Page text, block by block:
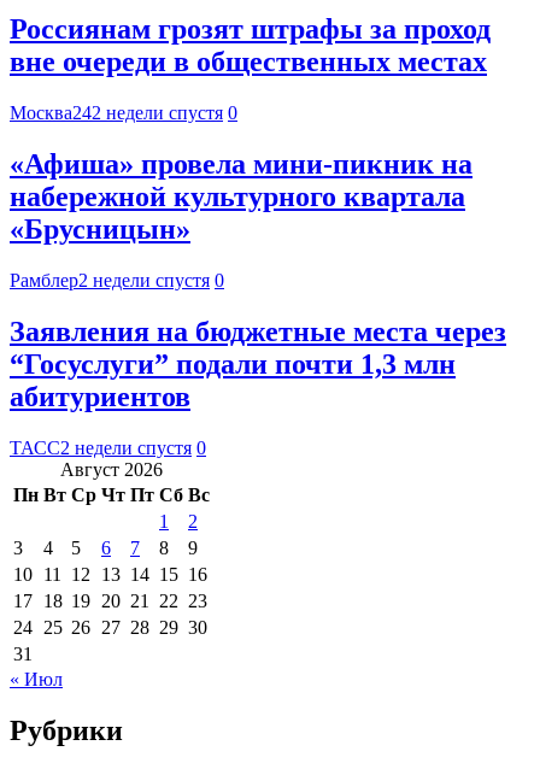
Россиянам грозят штрафы за проход
вне очереди в общественных местах
Москва242 недели спустя 0
«Афиша» провела мини-пикник на
набережной культурного квартала
«Брусницын»
Рамблер2 недели спустя 0
Заявления на бюджетные места через
“Госуслуги” подали почти 1,3 млн
абитуриентов
ТАСС2 недели спустя 0
Август 2026
Пн Вт Ср Чт Пт Сб Вс
1
2
3
4 5 6 7 8
9
10 11 12 13 14 15 16
17 18 19 20 21 22 23
24 25 26 27 28 29 30
31
« Июл
Рубрики